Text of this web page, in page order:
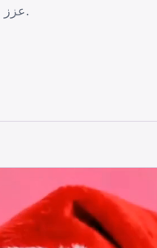
عزز المبيعات باللطافة! أنشئ إعلان منتج يظهر قطة سانتا رائعة في ثوانٍ.